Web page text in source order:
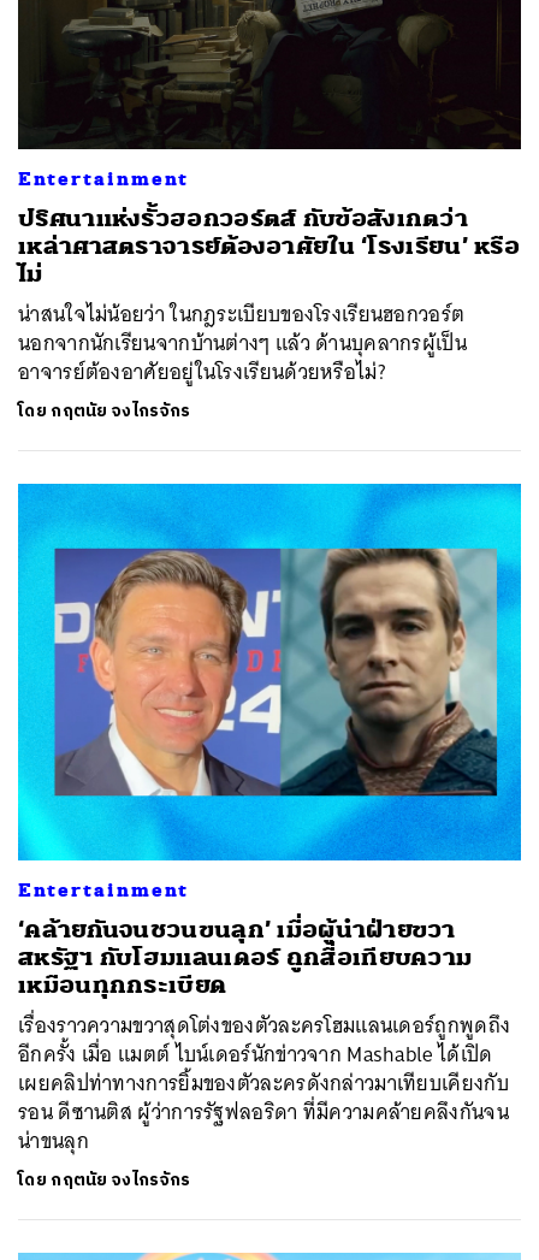
Entertainment
ปริศนาแห่งรั้วฮอกวอร์ตส์ กับข้อสังเกตว่า
เหล่าศาสตราจารย์ต้องอาศัยใน ‘โรงเรียน’ หรือ
ไม่
น่าสนใจไม่น้อยว่า ในกฎระเบียบของโรงเรียนฮอกวอร์ต
นอกจากนักเรียนจากบ้านต่างๆ แล้ว ด้านบุคลากรผู้เป็น
อาจารย์ต้องอาศัยอยู่ในโรงเรียนด้วยหรือไม่?
โดย กฤตนัย จงไกรจักร
Entertainment
‘คล้ายกันจนชวนขนลุก’ เมื่อผู้นำฝ่ายขวา
สหรัฐฯ กับโฮมแลนเดอร์ ถูกสื่อเทียบความ
เหมือนทุกกระเบียด
เรื่องราวความขวาสุดโต่งของตัวละครโฮมแลนเดอร์ถูกพูดถึง
อีกครั้ง เมื่อ แมตต์ ไบน์เดอร์นักข่าวจาก Mashable ได้เปิด
เผยคลิปท่าทางการยิ้มของตัวละครดังกล่าวมาเทียบเคียงกับ
รอน ดีซานติส ผู้ว่าการรัฐฟลอริดา ที่มีความคล้ายคลึงกันจน
น่าขนลุก
โดย กฤตนัย จงไกรจักร